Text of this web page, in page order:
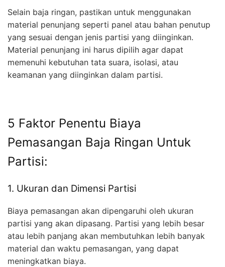
Selain baja ringan, pastikan untuk menggunakan
material penunjang seperti panel atau bahan penutup
yang sesuai dengan jenis partisi yang diinginkan.
Material penunjang ini harus dipilih agar dapat
memenuhi kebutuhan tata suara, isolasi, atau
keamanan yang diinginkan dalam partisi.
5 Faktor Penentu Biaya
Pemasangan Baja Ringan Untuk
Partisi:
1. Ukuran dan Dimensi Partisi
Biaya pemasangan akan dipengaruhi oleh ukuran
partisi yang akan dipasang. Partisi yang lebih besar
atau lebih panjang akan membutuhkan lebih banyak
material dan waktu pemasangan, yang dapat
meningkatkan biaya.